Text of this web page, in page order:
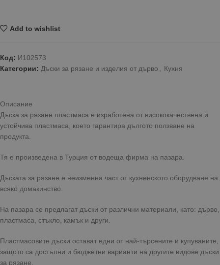
Add to wishlist
Код: И102573
Категории: Дъски за рязане и изделия от дърво , Кухня
Описание
Дъска за рязане пластмаса е изработена от висококачествена и
устойчива пластмаса, което гарантира дългото ползване на
продукта.
Тя е произведена в Турция от водеща фирма на пазара.
Дъската за рязане е неизменна част от кухненското оборудване на
всяко домакинство.
На пазара се предлагат дъски от различни материали, като: дърво,
пластмаса, стъкло, камък и други.
Пластмасовите дъски остават едни от най-търсените и купуваните,
защото са достъпни и бюджетни варианти на другите видове дъски
за рязане.